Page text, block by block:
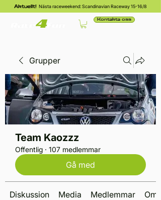
Aktuellt! Nästa raceweekend: Scandinavian Raceway 15-16/8
Kontakta oss
Grupper
Team Kaozzz
Offentlig · 107 medlemmar
Gå med
Diskussion Media Medlemmar Om